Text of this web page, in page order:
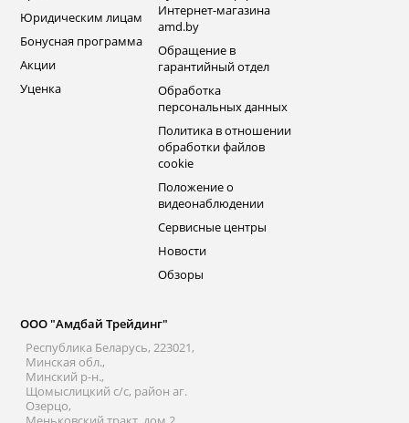
Юридическим лицам
Бонусная программа
Акции
Уценка
Интернет-магазина
amd.by
Обращение в
гарантийный отдел
Обработка
персональных данных
Политика в отношении
обработки файлов
cookie
Положение о
видеонаблюдении
Сервисные центры
Новости
Обзоры
ООО "Амдбай Трейдинг"
Республика Беларусь, 223021,
Минская обл.,
Минский р-н.,
Щомыслицкий с/с, район аг.
Озерцо,